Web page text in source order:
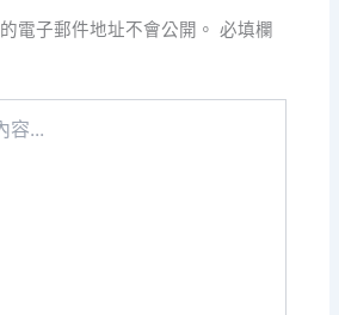
電子郵件地址不會公開。 必填欄